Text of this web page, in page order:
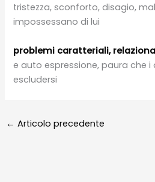
tristezza, sconforto, disagio,
impossessano di lui
problemi caratteriali,
e auto espressione, paura che
escludersi
← Articolo precedente